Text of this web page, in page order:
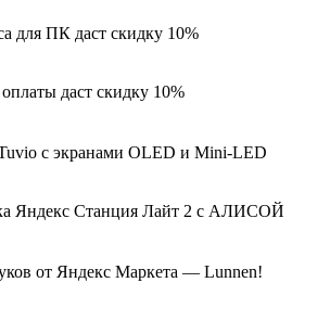
для ПК даст скидку 10%
даст скидку 10%
с экранами OLED и Mini-LED
Яндекс Станция Лайт 2 с АЛИСОЙ
от Яндекс Маркета — Lunnen!